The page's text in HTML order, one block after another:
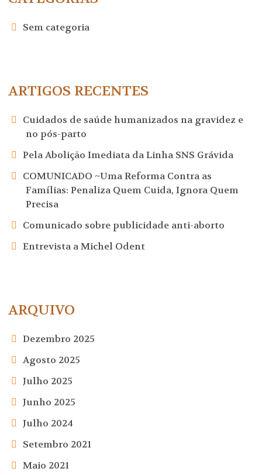
Sem categoria
ARTIGOS RECENTES
Cuidados de saúde humanizados na gravidez e
no pós-parto
Pela Abolição Imediata da Linha SNS Grávida
COMUNICADO ~Uma Reforma Contra as
Famílias: Penaliza Quem Cuida, Ignora Quem
Precisa
Comunicado sobre publicidade anti-aborto
Entrevista a Michel Odent
ARQUIVO
Dezembro 2025
Agosto 2025
Julho 2025
Junho 2025
Julho 2024
Setembro 2021
Maio 2021